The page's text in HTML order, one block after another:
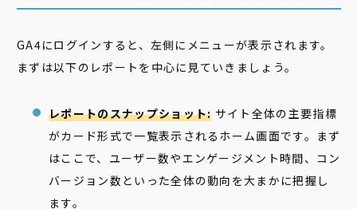
GA4にログインすると、左側にメニューが表示されます。
まずは以下のレポートを中心に見ていきましょう。
レポートのスナップショット: サイト全体の主要指標
がカード形式で一覧表示されるホーム画面です。まず
はここで、ユーザー数やエンゲージメント時間、コン
バージョン数といった全体の動向を大まかに把握し
ます。